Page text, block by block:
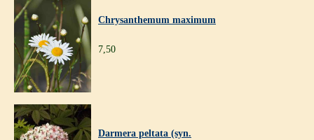
Chrysanthemum maximum
7,50
Darmera peltata (syn.